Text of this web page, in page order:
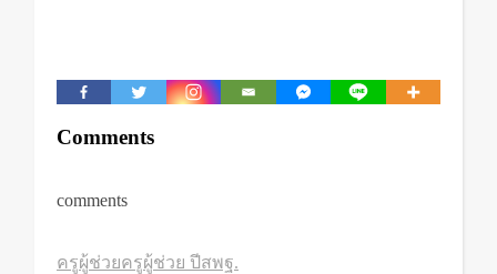
Comments
comments
ครูผู้ช่วยครูผู้ช่วย ปีสพฐ.